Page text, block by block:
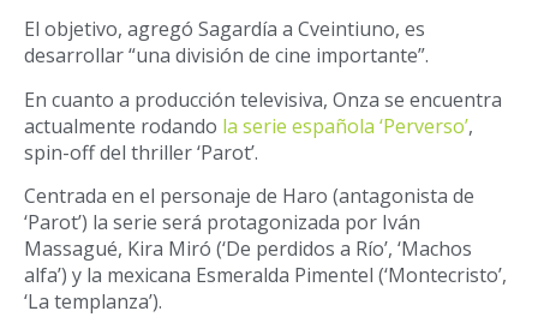
El objetivo, agregó Sagardía a Cveintiuno, es
desarrollar “una división de cine importante”.
En cuanto a producción televisiva, Onza se encuentra
actualmente rodando la serie española ‘Perverso’,
spin-off del thriller ‘Parot’.
Centrada en el personaje de Haro (antagonista de
‘Parot’) la serie será protagonizada por Iván
Massagué, Kira Miró (‘De perdidos a Río’, ‘Machos
alfa’) y la mexicana Esmeralda Pimentel (‘Montecristo’,
‘La templanza’).